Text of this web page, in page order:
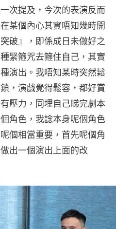
次提及，今次的表演反而
某個內心其實唔知幾時開
破』，即係成日未做好之
緊箍咒去箍住自己，其實
演出。我唔知某時突然鬆
，演戲覺得鬆容，都好賞
壓力，同埋自己睇完劇本
角色，我諗本身呢個角色
個相當重要，首先呢個角
出一個演出上面的改